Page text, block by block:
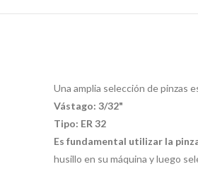
Una amplia selección de pinzas
Vástago: 3/32"
Tipo: ER 32
Es fundamental utilizar la
husillo en su máquina y luego